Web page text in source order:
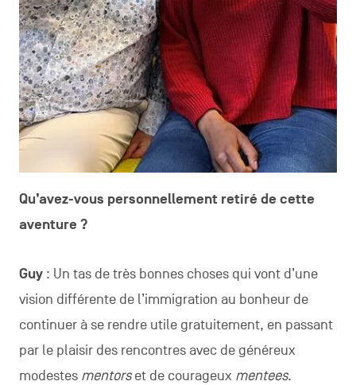
Qu’avez-vous personnellement retiré de cette
aventure ?
Guy : Un tas de très bonnes choses qui vont d’une
vision différente de l’immigration au bonheur de
continuer à se rendre utile gratuitement, en passant
par le plaisir des rencontres avec de généreux
modestes mentorset de courageux mentees.